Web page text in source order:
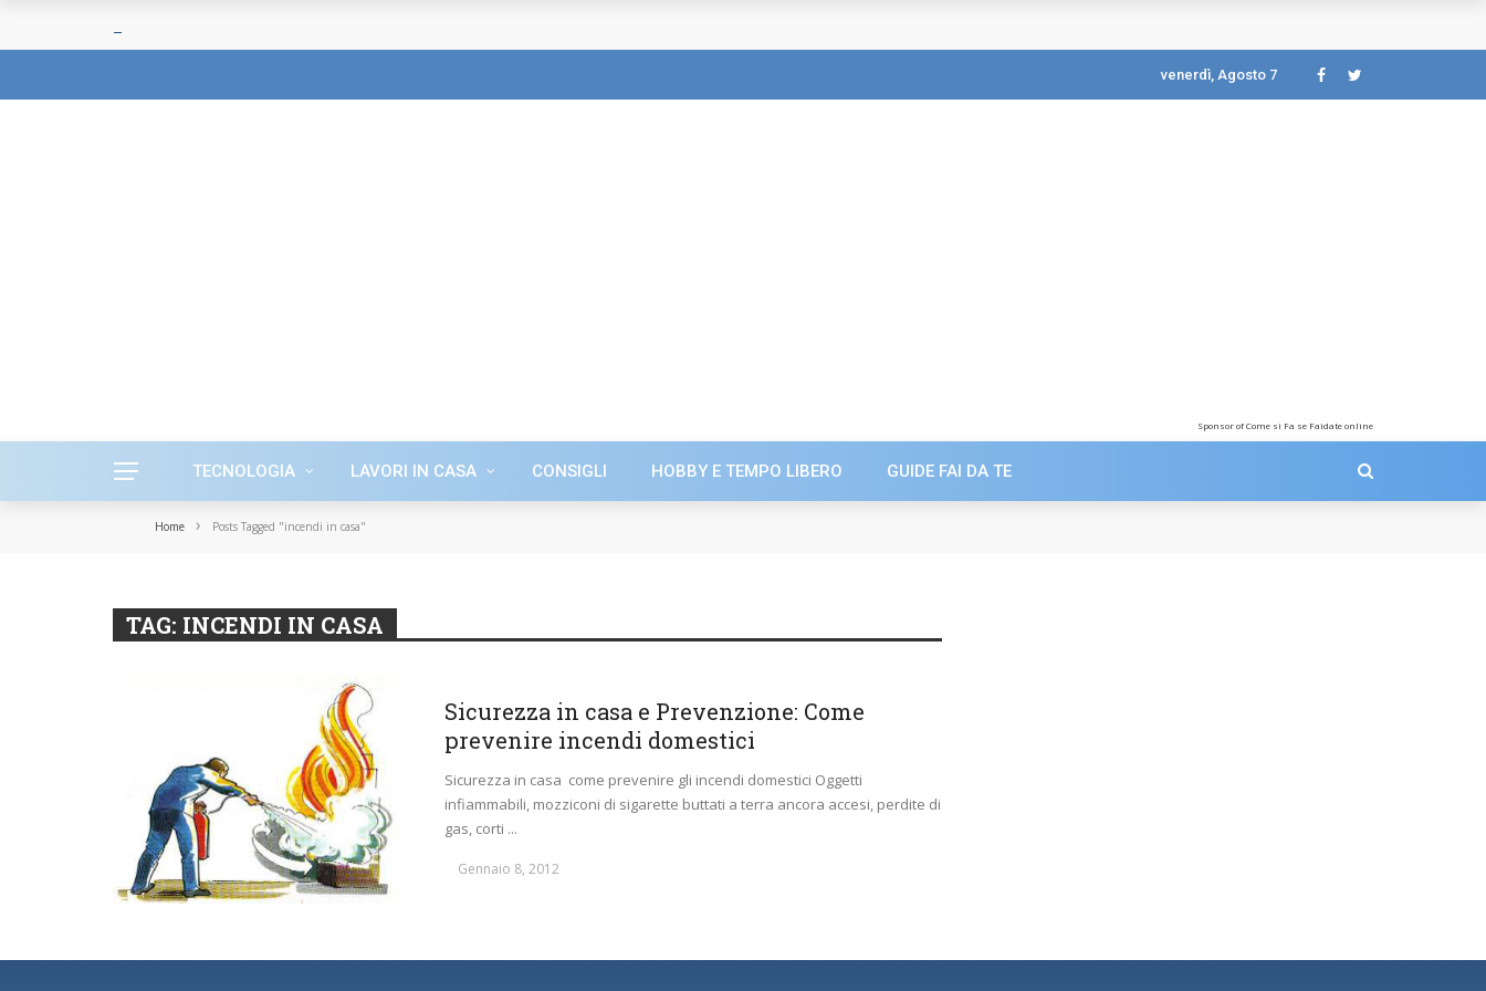
venerdì, Agosto 7
Sponsor of Come si Fa se Faidate online
TECNOLOGIA LAVORI IN CASA CONSIGLI HOBBY E TEMPO LIBERO GUIDE FAI DA TE
Home › Posts Tagged "incendi in casa"
TAG: INCENDI IN CASA
Sicurezza in casa e Prevenzione: Come
prevenire incendi domestici
Sicurezza in casa come prevenire gli incendi domestici Oggetti
infiammabili, mozziconi di sigarette buttati a terra ancora accesi, perdite di
gas, corti ...
Gennaio 8, 2012